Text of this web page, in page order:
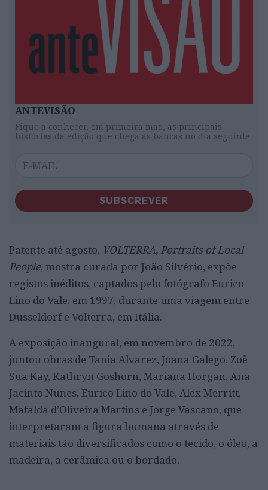
ANTEVISÃO
Fique a conhecer, em primeira mão, as principais
histórias da edição que chega às bancas no dia seguinte
SUBSCREVER
Patente até agosto, VOLTERRA, Portraits of Local
People, mostra curada por João Silvério, expõe
registos inéditos, captados pelo fotógrafo Eurico
Lino do Vale, em 1997, durante uma viagem entre
Dusseldorf e Volterra, em Itália.
A exposição inaugural, em novembro de 2022,
juntou obras de Tania Alvarez, Joana Galego, Zoë
Sua Kay, Kathryn Goshorn, Mariana Horgan, Ana
Jacinto Nunes, Eurico Lino do Vale, Alex Merritt,
Mafalda d’Oliveira Martins e Jorge Vascano, que
interpretaram a figura humana através de
materiais tão diversificados como o tecido, o óleo, a
madeira, a cerâmica ou o bordado.